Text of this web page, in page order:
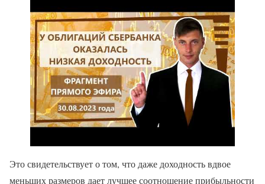
Это свидетельствует о том, что даже доходность вдвое
меньших размеров дает лучшее соотношение прибыльности